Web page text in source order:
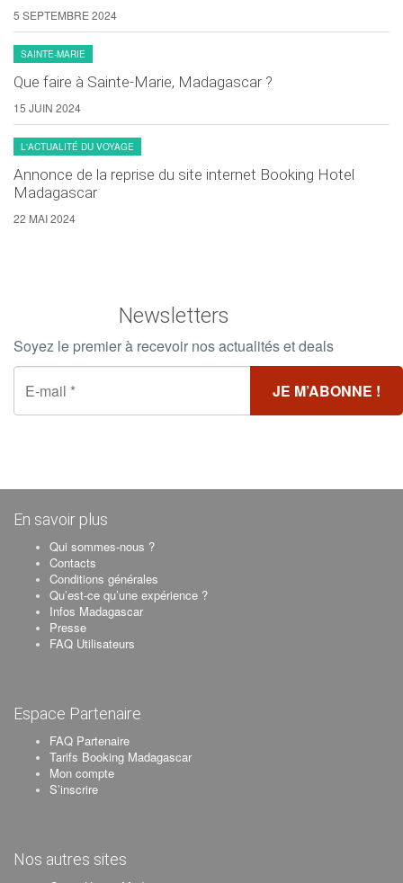
5 SEPTEMBRE 2024
SAINTE-MARIE
Que faire à Sainte-Marie, Madagascar ?
15 JUIN 2024
L'ACTUALITÉ DU VOYAGE
Annonce de la reprise du site internet Booking Hotel
Madagascar
22 MAI 2024
Newsletters
Soyez le premier à recevoir nos actualités et deals
En savoir plus
Qui sommes-nous ?
Contacts
Conditions générales
Qu’est-ce qu’une expérience ?
Infos Madagascar
Presse
FAQ Utilisateurs
Espace Partenaire
FAQ Partenaire
Tarifs Booking Madagascar
Mon compte
S’inscrire
Nos autres sites